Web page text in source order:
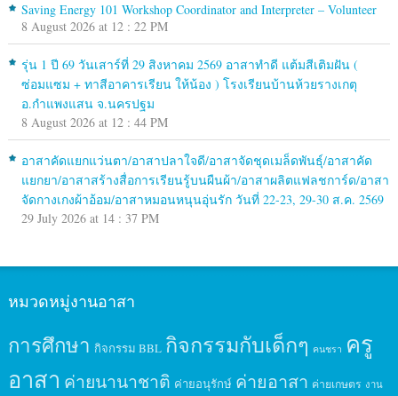
Saving Energy 101 Workshop Coordinator and Interpreter – Volunteer
8 August 2026 at 12 : 22 PM
รุ่น 1 ปี 69 วันเสาร์ที่ 29 สิงหาคม 2569 อาสาทำดี แต้มสีเติมฝัน (
ซ่อมแซม + ทาสีอาคารเรียน ให้น้อง ) โรงเรียนบ้านห้วยรางเกตุ
อ.กำแพงแสน จ.นครปฐม
8 August 2026 at 12 : 44 PM
อาสาคัดแยกแว่นตา/อาสาปลาใจดี/อาสาจัดชุดเมล็ดพันธุ์/อาสาคัด
แยกยา/อาสาสร้างสื่อการเรียนรู้บนผืนผ้า/อาสาผลิตแฟลชการ์ด/อาสา
จัดกางเกงผ้าอ้อม/อาสาหมอนหนุนอุ่นรัก วันที่ 22-23, 29-30 ส.ค. 2569
29 July 2026 at 14 : 37 PM
หมวดหมู่งานอาสา
การศึกษา กิจกรรม BBL กิจกรรมกับเด็กๆ คนชรา ครู
อาสา ค่ายนานาชาติ ค่ายอนุรักษ์ ค่ายอาสา ค่ายเกษตร งาน